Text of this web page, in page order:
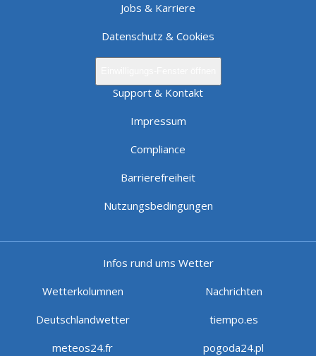
Jobs & Karriere
Datenschutz & Cookies
Support & Kontakt
Impressum
Compliance
Barrierefreiheit
Nutzungsbedingungen
Infos rund ums Wetter
Wetterkolumnen
Nachrichten
Deutschlandwetter
tiempo.es
meteos24.fr
pogoda24.pl